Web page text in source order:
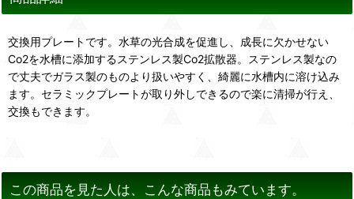
交換用プレートです。水草の光合成を促進し、成長に欠かせない
Co2を水槽に添加するステンレス製Co2拡散器。ステンレス製なの
で丈夫でガラス製のものより扱いやすく、綺麗に水槽内に溶け込み
ます。セラミックプレートが取り外しできるので楽に清掃が行え、
交換もできます。
この商品を見た人は、こんな商品もみています。